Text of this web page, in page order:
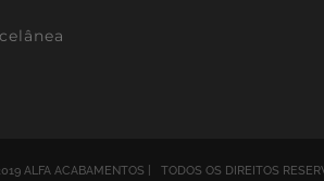
ALFA ACABAMENTOS | TODOS OS DIREITOS